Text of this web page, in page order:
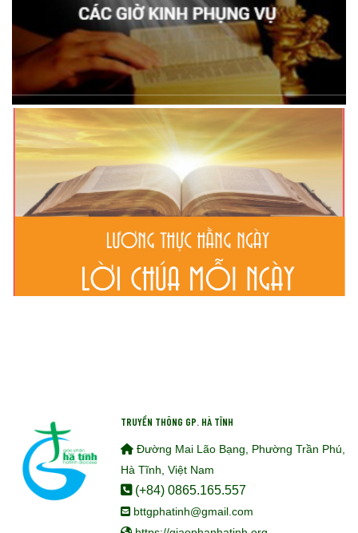
TRUYỀN THÔNG GP. HÀ TĨNH
Đường Mai Lão Bạng, Phường Trần Phú,
Hà Tĩnh, Việt Nam
(+84) 0865.165.557
bttgphatinh@gmail.com